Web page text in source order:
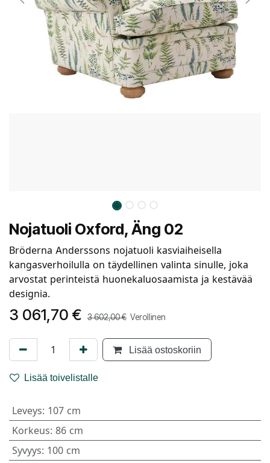
Nojatuoli Oxford, Äng 02
Bröderna Anderssons nojatuoli kasviaiheisella
kangasverhoilulla on täydellinen valinta sinulle, joka
arvostat perinteistä huonekaluosaamista ja kestävää
designia.
3 061,70 € 3 602,00€ Verollinen
Lisää ostoskoriin
Lisää toivelistalle
Leveys: 107 cm
Korkeus: 86 cm
Syvyys: 100 cm